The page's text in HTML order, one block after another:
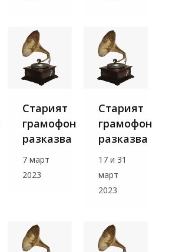
Старият
грамофон
разказва
7 март
2023
Старият
грамофон
разказва
17 и 31
март
2023